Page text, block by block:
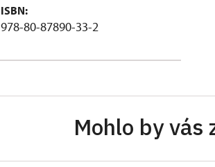
ISBN:
978-80-87890-33-2
Mohlo by vás